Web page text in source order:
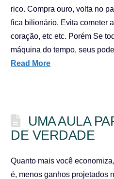
rico. Compra ouro, volta no
fica bilionário. Evita cometer
coração, etc etc. Porém Se
máquina do tempo, seus
Read More
UMA AULA
DE VERDADE
Quanto mais você
é, menos ganhos projetados